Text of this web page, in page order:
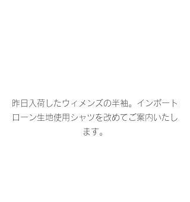
昨日入荷したウィメンズの半袖。インポート
ローン生地使用シャツを改めてご案内いたし
ます。